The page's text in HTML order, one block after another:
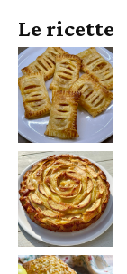
Le ricette